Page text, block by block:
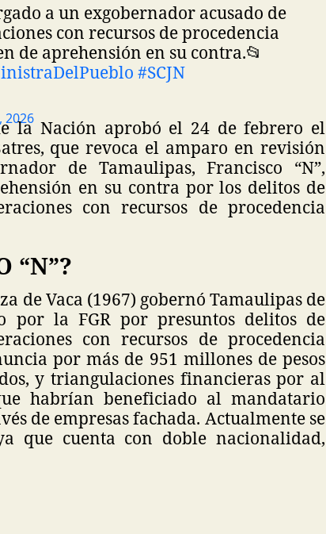
a un exgobernador acusado de
con recursos de procedencia
de aprehensión en su contra.📂
#SCJN
2026la Nación aprobó el 24 de febrero el
que revoca el amparo en revisión
de Tamaulipas, Francisco “N”,
en su contra por los delitos de
con recursos de procedencia
“N”?
de Vaca (1967) gobernó Tamaulipas de
por la FGR por presuntos delitos de
con recursos de procedencia
por más de 951 millones de pesos
y triangulaciones financieras por al
habrían beneficiado al mandatario
de empresas fachada. Actualmente se
que cuenta con doble nacionalidad,